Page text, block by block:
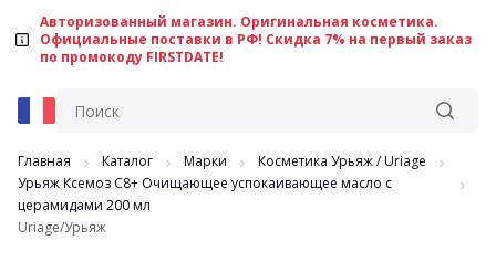
Авторизованный магазин. Оригинальная косметика.
Официальные поставки в РФ! Скидка 7% на первый заказ
по промокоду FIRSTDATE!
Главная Каталог Марки
Косметика Урьяж / Uriage
Урьяж Ксемоз С8+ Очищающее успокаивающее масло с
церамидами 200 мл
Uriage/Урьяж